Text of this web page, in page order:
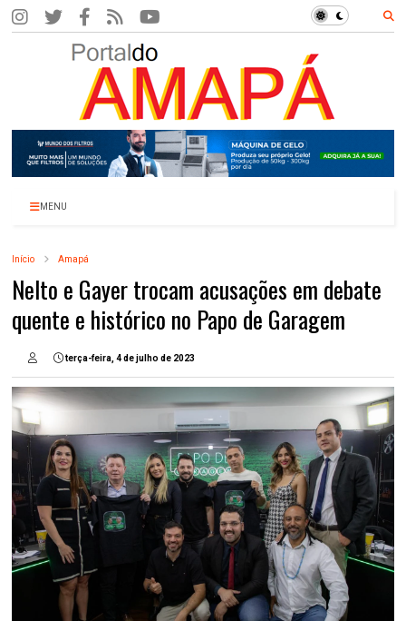
MENU
Início Amapá
Nelto e Gayer trocam acusações em debate
quente e histórico no Papo de Garagem
terça-feira, 4 de julho de 2023